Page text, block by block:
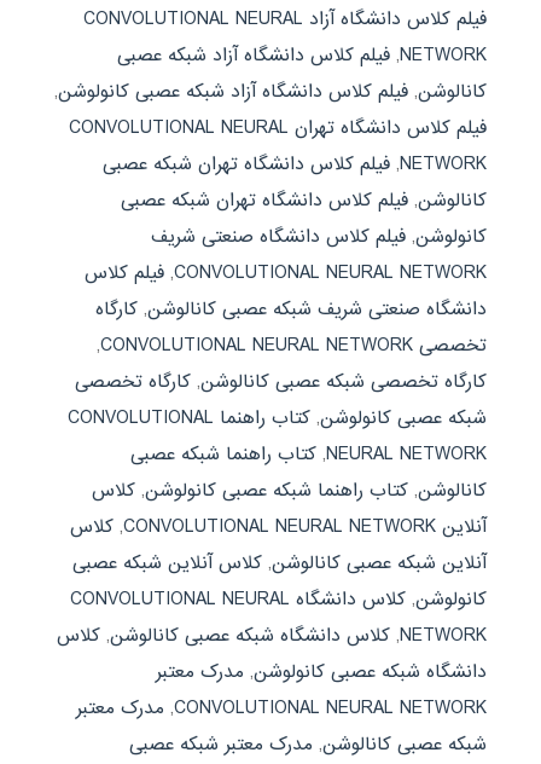
فیلم کلاس دانشگاه آزاد CONVOLUTIONAL NEURAL
NETWORK
, فیلم کلاس دانشگاه آزاد شبکه عصبی
کانالوشن, فیلم کلاس دانشگاه آزاد شبکه عصبی کانولوشن,
فیلم کلاس دانشگاه تهران CONVOLUTIONAL NEURAL
NETWORK
, فیلم کلاس دانشگاه تهران شبکه عصبی
کانالوشن, فیلم کلاس دانشگاه تهران شبکه عصبی
کانولوشن, فیلم کلاس دانشگاه صنعتی شریف
CONVOLUTIONAL NEURAL NETWORK
, فیلم کلاس
دانشگاه صنعتی شریف شبکه عصبی کانالوشن, کارگاه
تخصصی CONVOLUTIONAL NEURAL NETWORK
,
کارگاه تخصصی شبکه عصبی کانالوشن, کارگاه تخصصی
شبکه عصبی کانولوشن,
کتاب راهنما CONVOLUTIONAL
NEURAL NETWORK
, کتاب راهنما شبکه عصبی
کانالوشن, کتاب راهنما شبکه عصبی کانولوشن, کلاس
آنلاین CONVOLUTIONAL NEURAL NETWORK
, کلاس
آنلاین شبکه عصبی کانالوشن, کلاس آنلاین شبکه عصبی
کانولوشن,
کلاس دانشگاه CONVOLUTIONAL NEURAL
NETWORK
, کلاس دانشگاه شبکه عصبی کانالوشن, کلاس
دانشگاه شبکه عصبی کانولوشن, مدرک معتبر
CONVOLUTIONAL NEURAL NETWORK
, مدرک معتبر
شبکه عصبی کانالوشن, مدرک معتبر شبکه عصبی